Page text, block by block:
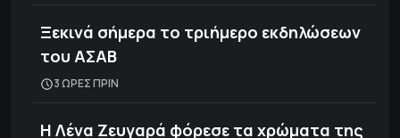
Ξεκινά σήμερα το τριήμερο εκδηλώσεων
του ΑΣΑΒ
3 ΩΡΕΣ ΠΡΙΝ
Η Λένα Ζευγαρά φόρεσε τα χρώματα της